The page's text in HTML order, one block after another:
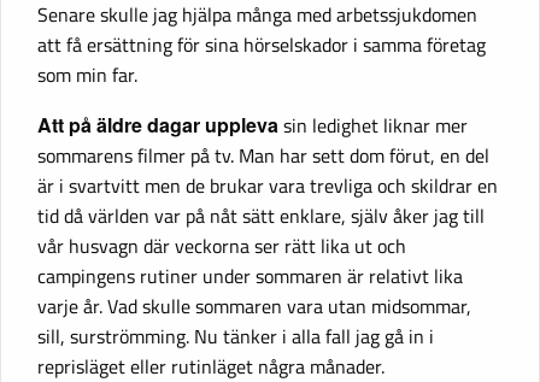
Senare skulle jag hjälpa många med arbetssjukdomen
att få ersättning för sina hörselskador i samma företag
som min far.
Att på äldre dagar uppleva sin ledighet liknar mer
sommarens filmer på tv. Man har sett dom förut, en del
är i svartvitt men de brukar vara trevliga och skildrar en
tid då världen var på nåt sätt enklare, själv åker jag till
vår husvagn där veckorna ser rätt lika ut och
campingens rutiner under sommaren är relativt lika
varje år. Vad skulle sommaren vara utan midsommar,
sill, surströmming. Nu tänker i alla fall jag gå in i
reprisläget eller rutinläget några månader.